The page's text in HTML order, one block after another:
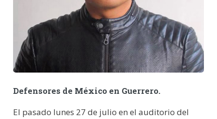
Defensores de México en Guerrero.
El pasado lunes 27 de julio en el auditorio del